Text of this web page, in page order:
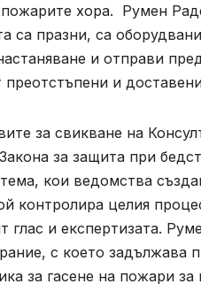
пожарите хора. Румен
са празни, са
и отправи
преотстъпени и
за свикване на
за защита при
кои ведомства
контролира целия
глас и експертизата.
с което задължава
за гасене на пожари